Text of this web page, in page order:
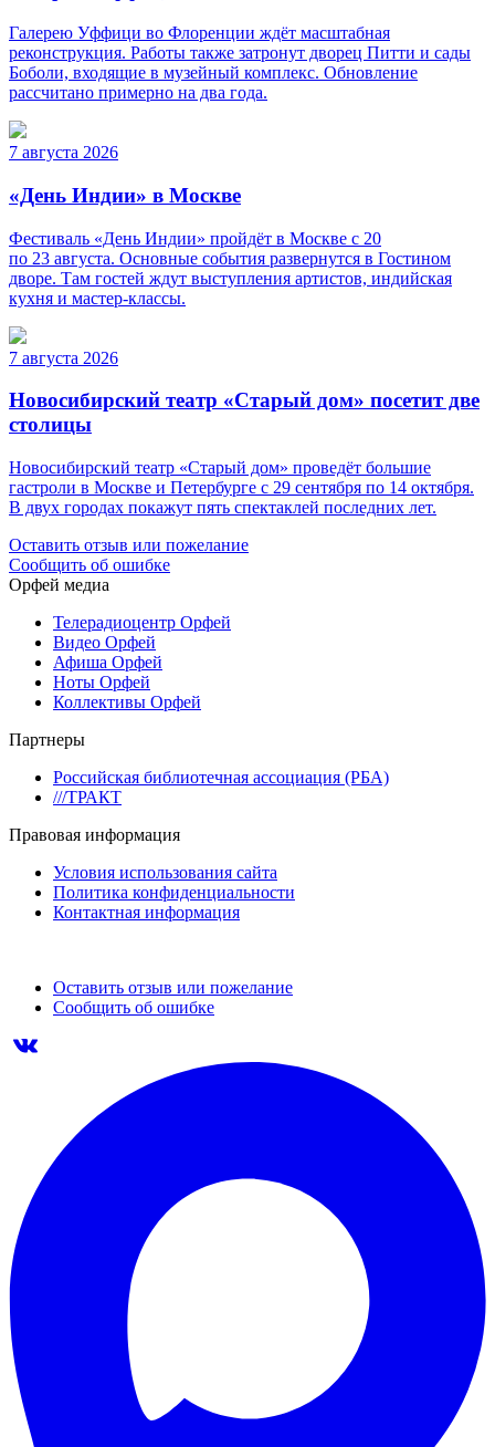
Галерею Уффици во Флоренции ждёт масштабная
реконструкция. Работы также затронут дворец Питти и сады
Боболи, входящие в музейный комплекс. Обновление
рассчитано примерно на два года.
7 августа 2026
«День Индии» в Москве
Фестиваль «День Индии» пройдёт в Москве с 20
по 23 августа. Основные события развернутся в Гостином
дворе. Там гостей ждут выступления артистов, индийская
кухня и мастер-классы.
7 августа 2026
Новосибирский театр «Старый дом» посетит две
столицы
Новосибирский театр «Старый дом» проведёт большие
гастроли в Москве и Петербурге с 29 сентября по 14 октября.
В двух городах покажут пять спектаклей последних лет.
Оставить отзыв или пожелание
Сообщить об ошибке
Орфей медиа
Телерадиоцентр Орфей
Видео Орфей
Афиша Орфей
Ноты Орфей
Коллективы Орфей
Партнеры
Российская библиотечная ассоциация (РБА)
///ТРАКТ
Правовая информация
Условия использования сайта
Политика конфиденциальности
Контактная информация
Оставить отзыв или пожелание
Сообщить об ошибке